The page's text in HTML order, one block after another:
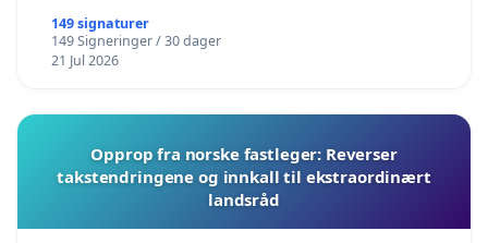
149 signaturer
149 Signeringer / 30 dager
21 Jul 2026
Opprop fra norske fastleger: Reverser
takstendringene og innkall til ekstraordinært
landsråd